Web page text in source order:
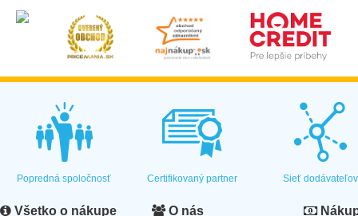
Popredná spoločnosť Certifikovaný partner Sieť dodávateľov
Všetko o nákupe O nás